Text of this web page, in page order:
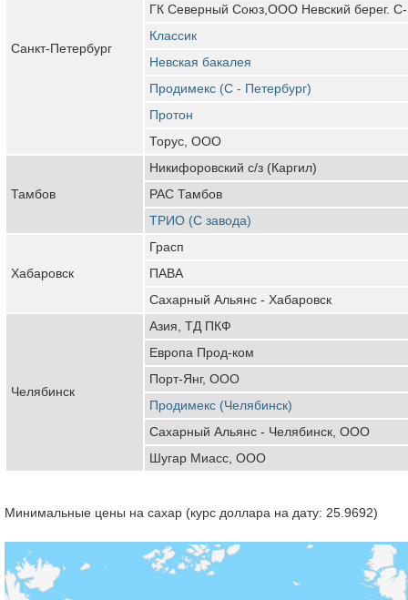
Санкт-Петербург
ГК Северный Союз,ООО Невский берег. С-
Классик
Невская бакалея
Продимекс (С - Петербург)
Протон
Торус, ООО
Тамбов
Никифоровский с/з (Каргил)
РАС Тамбов
ТРИО (С завода)
Хабаровск
Грасп
ПАВА
Сахарный Альянс - Хабаровск
Челябинск
Азия, ТД ПКФ
Европа Прод-ком
Порт-Янг, ООО
Продимекс (Челябинск)
Сахарный Альянс - Челябинск, ООО
Шугар Миасс, ООО
Минимальные цены на сахар (курс доллара на дату: 25.9692)